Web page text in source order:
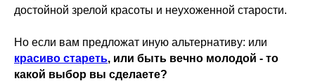
достойной зрелой красоты и неухоженной старости.
Но если вам предложат иную альтернативу: или
красиво стареть, или быть вечно молодой - то
какой выбор вы сделаете?